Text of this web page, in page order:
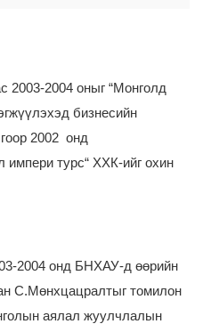
2003-2004 оныг “Монголд
бизнесийн
2002 онд
импери турс“ ХХК-ийг охин
2004 онд БНХАУ-д өөрийн
С.Мөнхцацралтыг томилон
аялал жуулчлалын